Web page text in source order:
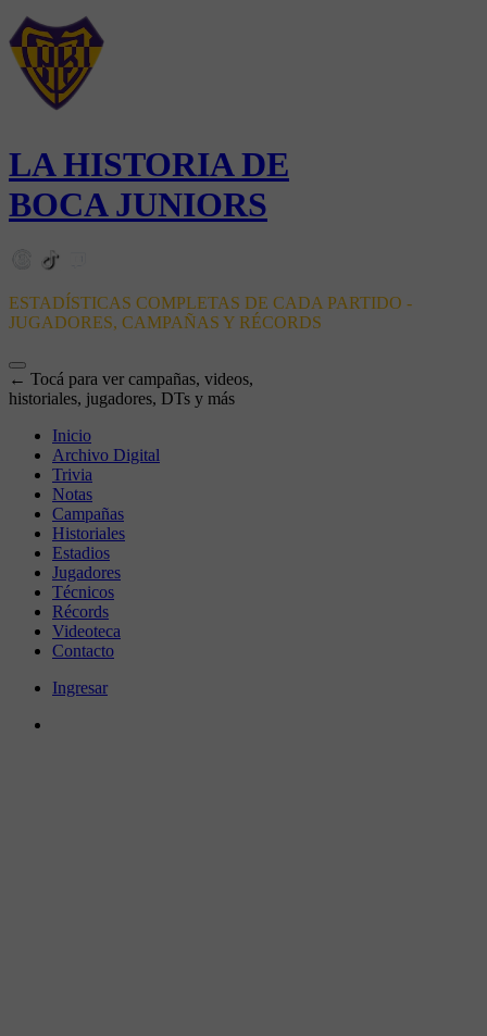
LA HISTORIA DE
BOCA JUNIORS
ESTADÍSTICAS COMPLETAS DE CADA PARTIDO -
JUGADORES, CAMPAÑAS Y RÉCORDS
← Tocá para ver campañas, videos,
historiales, jugadores, DTs y más
Inicio
Archivo Digital
Trivia
Notas
Campañas
Historiales
Estadios
Jugadores
Técnicos
Récords
Videoteca
Contacto
Ingresar